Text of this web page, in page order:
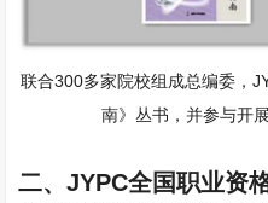
联合300多家院校组成总编委，
南》丛书，并参与开
二、JYPC全国职业资